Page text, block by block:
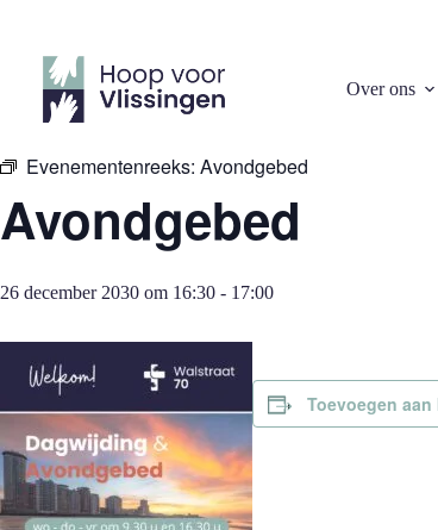
inhoud
Over ons
« Alle Evenementen
Evenementenreeks: Avondgebed
Avondgebed
26 december 2030 om 16:30 - 17:00
Toevoegen